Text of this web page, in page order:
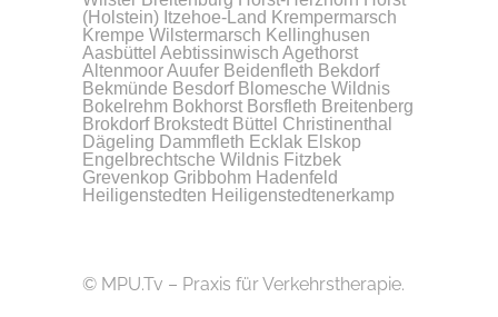
(Holstein) Itzehoe-Land Krempermarsch
Krempe Wilstermarsch Kellinghusen
Aasbüttel Aebtissinwisch Agethorst
AltenmoorAuufer Beidenfleth Bekdorf
Bekmünde Besdorf Blomesche Wildnis
Bokelrehm Bokhorst Borsfleth Breitenberg
Brokdorf Brokstedt Büttel Christinenthal
Dägeling Dammfleth Ecklak Elskop
Engelbrechtsche Wildnis Fitzbek
Grevenkop Gribbohm Hadenfeld
Heiligenstedten Heiligenstedtenerkamp
© MPU.Tv – Praxis für Verkehrstherapie.